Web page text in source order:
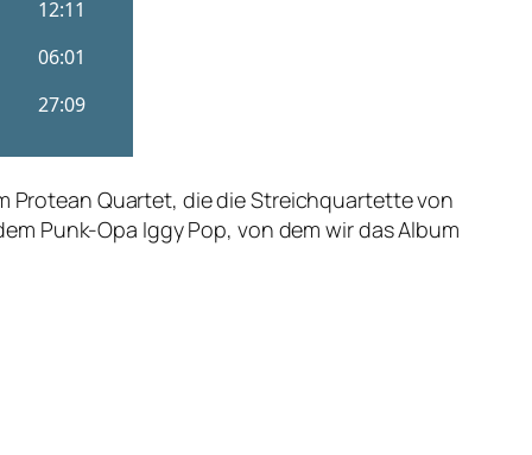
Protean Quartet, die die Streichquartette von
Punk-Opa Iggy Pop, von dem wir das Album